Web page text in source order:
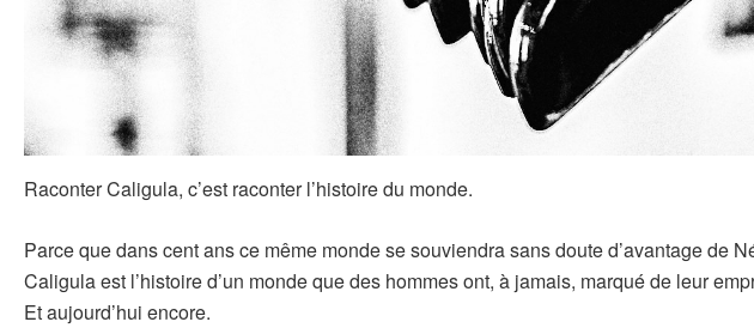
Raconter Caligula, c’est raconter l’histoire du monde.
Parce que dans cent ans ce même monde se souviendra sans doute d’avantage de
Caligula est l’histoire d’un monde que des hommes ont, à jamais, marqué de leur
Et aujourd’hui encore.